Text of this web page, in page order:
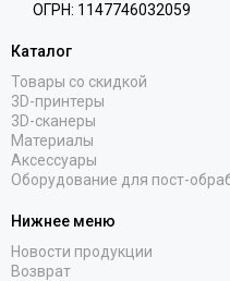
ОГРН: 1147746032059
Каталог
Товары со скидкой
3D-принтеры
3D-сканеры
Материалы
Аксессуары
Оборудование для пост-
Нижнее меню
Новости продукции
Возврат